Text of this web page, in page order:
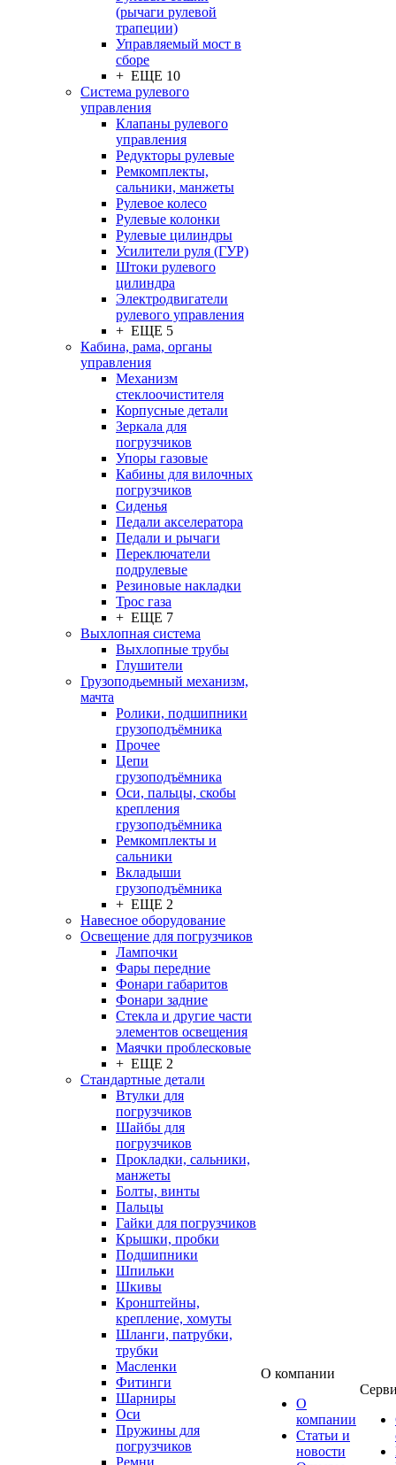
(рычаги рулевой
трапеции)
Управляемый мост в
сборе
+ ЕЩЕ 10
Система рулевого
управления
Клапаны рулевого
управления
Редукторы рулевые
Ремкомплекты,
сальники, манжеты
Рулевое колесо
Рулевые колонки
Рулевые цилиндры
Усилители руля (ГУР)
Штоки рулевого
цилиндра
Электродвигатели
рулевого управления
+ ЕЩЕ 5
Кабина, рама, органы
управления
Механизм
стеклоочистителя
Корпусные детали
Зеркала для
погрузчиков
Упоры газовые
Кабины для вилочных
погрузчиков
Сиденья
Педали акселератора
Педали и рычаги
Переключатели
подрулевые
Резиновые накладки
Трос газа
+ ЕЩЕ 7
Выхлопная система
Выхлопные трубы
Глушители
Грузоподьемный механизм,
мачта
Ролики, подшипники
грузоподъёмника
Прочее
Цепи
грузоподъёмника
Оси, пальцы, скобы
крепления
грузоподъёмника
Ремкомплекты и
сальники
Вкладыши
грузоподъёмника
+ ЕЩЕ 2
Навесное оборудование
Освещение для погрузчиков
Лампочки
Фары передние
Фонари габаритов
Фонари задние
Стекла и другие части
элементов освещения
Маячки проблесковые
+ ЕЩЕ 2
Стандартные детали
Втулки для
погрузчиков
Шайбы для
погрузчиков
Прокладки, сальники,
манжеты
Болты, винты
Пальцы
Гайки для погрузчиков
Крышки, пробки
Подшипники
Шпильки
Шкивы
Кронштейны,
крепление, хомуты
Шланги, патрубки,
трубки
Масленки
Фитинги
Шарниры
Оси
Пружины для
погрузчиков
Ремни
О компании
О
компании
Статьи и
новости